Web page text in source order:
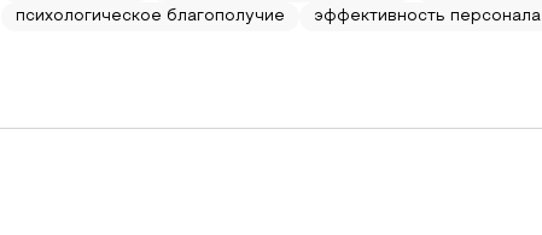
психологическое благополучие
эффективность персонала